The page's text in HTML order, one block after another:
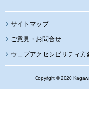
サイトマップ
ウェブアクセシビリティ方
Copyright © 2020